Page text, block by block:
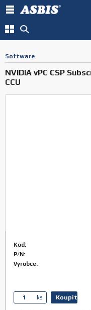
Software
NVIDIA vPC CSP
CCU
Kód:
P/N:
Výrobce:
ks. Koupit